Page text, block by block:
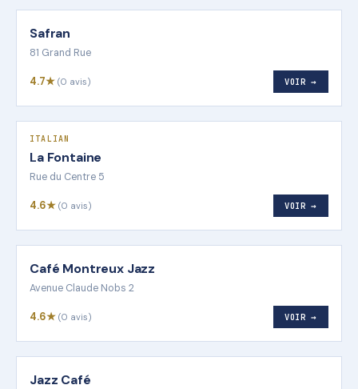
Safran
81 Grand Rue
4.7★ (0 avis) VOIR →
ITALIAN
La Fontaine
Rue du Centre 5
4.6★ (0 avis) VOIR →
Café Montreux Jazz
Avenue Claude Nobs 2
4.6★ (0 avis) VOIR →
Jazz Café